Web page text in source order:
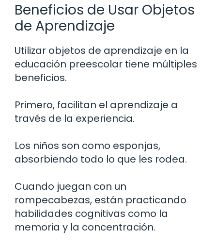
Beneficios de Usar Objetos
de Aprendizaje
Utilizar objetos de aprendizaje en la
educación preescolar tiene múltiples
beneficios.
Primero, facilitan el aprendizaje a
través de la experiencia.
Los niños son como esponjas,
absorbiendo todo lo que les rodea.
Cuando juegan con un
rompecabezas, están practicando
habilidades cognitivas como la
memoria y la concentración.